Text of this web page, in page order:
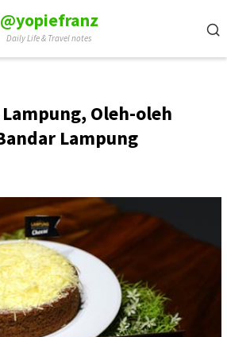
@yopiefranz
Daily Life & Travel notes
Oleh-oleh
Lampung